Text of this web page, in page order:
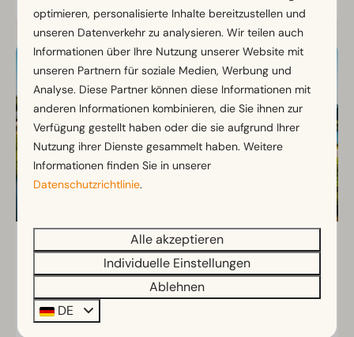
Overijssel, Kampen
10
5
2
Geräumiges
optimieren, personalisierte Inhalte bereitzustellen und
unseren Datenverkehr zu analysieren. Wir teilen auch
Informationen über Ihre Nutzung unserer Website mit
unseren Partnern für soziale Medien, Werbung und
Analyse. Diese Partner können diese Informationen mit
anderen Informationen kombinieren, die Sie ihnen zur
Verfügung gestellt haben oder die sie aufgrund Ihrer
Nutzung ihrer Dienste gesammelt haben. Weitere
Informationen finden Sie in unserer
Datenschutzrichtlinie.
Alle akzeptieren
Individuelle Einstellungen
Ablehnen
DE